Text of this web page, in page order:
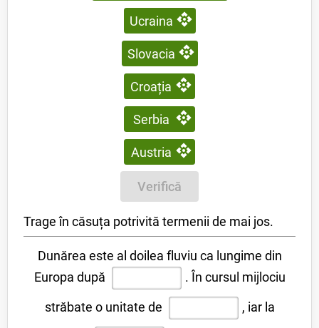
Ucraina
Slovacia
Croația
Serbia
Austria
Verifică
Trage în căsuța potrivită termenii de mai jos.
Dunărea este al doilea fluviu ca lungime din
Europa după
. În cursul mijlociu
străbate o unitate de
, iar la